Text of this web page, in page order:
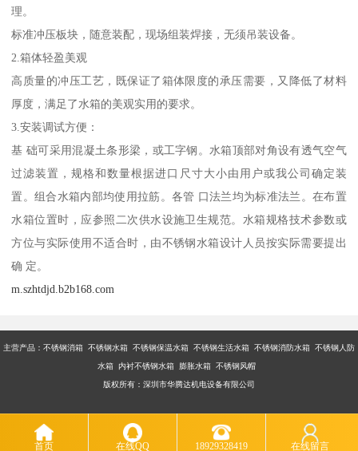
理。
标准冲压板块，随意装配，现场组装焊接，无须吊装设备。
2.箱体轻盈美观
高质量的冲压工艺，既保证了箱体限度的承压需要，又降低了材料
厚度，满足了水箱的美观实用的要求。
3.安装调试方便：
基 础可采用混凝土条形梁，或工字钢。水箱顶部对角设有透气空气
过滤装置，规格和数量根据进口尺寸大小由用户或我公司确定装
置。组合水箱内部均使用拉筋。各管 口法兰均为标准法兰。在布置
水箱位置时，应参照二次供水设施卫生规范。水箱规格技术参数或
方位与实际使用不适合时，由不锈钢水箱设计人员按实际需要提出
确 定。
m.szhtdjd.b2b168.com
主营产品：不锈钢消箱 不锈钢水箱 不锈钢保温水箱 不锈钢生活水箱 不锈钢消防水箱 不锈钢人防
水箱 内衬不锈钢水箱 膨胀水箱 不锈钢风帽
版权所有：深圳市华腾达机电设备有限公司
首页 在线QQ 18929328419 在线留言